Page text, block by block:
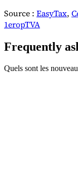
Source : EasyTax,
1eropTVA
Frequently
Quels sont les